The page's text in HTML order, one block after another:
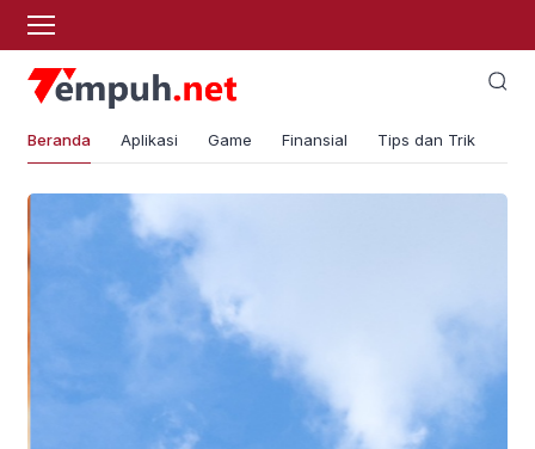
Beranda Aplikasi Game Finansial Tips dan Trik